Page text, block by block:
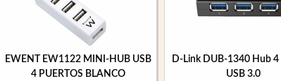
EWENT EW1122 MINI-HUB USB
4 PUERTOS BLANCO
D-Link DUB-1340 Hub 4
USB 3.0